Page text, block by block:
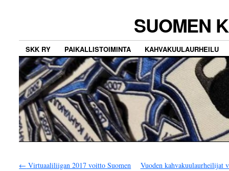
SUOMEN
SKK RY PAIKALLISTOIMINTA KAHVAKUULAURHEILU
← Virtuaaliliigan 2017 voitto Suomen
Vuoden kahvakuulaurheilijat